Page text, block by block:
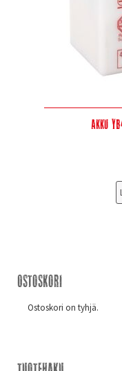
Akku
Ostoskori
Ostoskori on tyhjä.